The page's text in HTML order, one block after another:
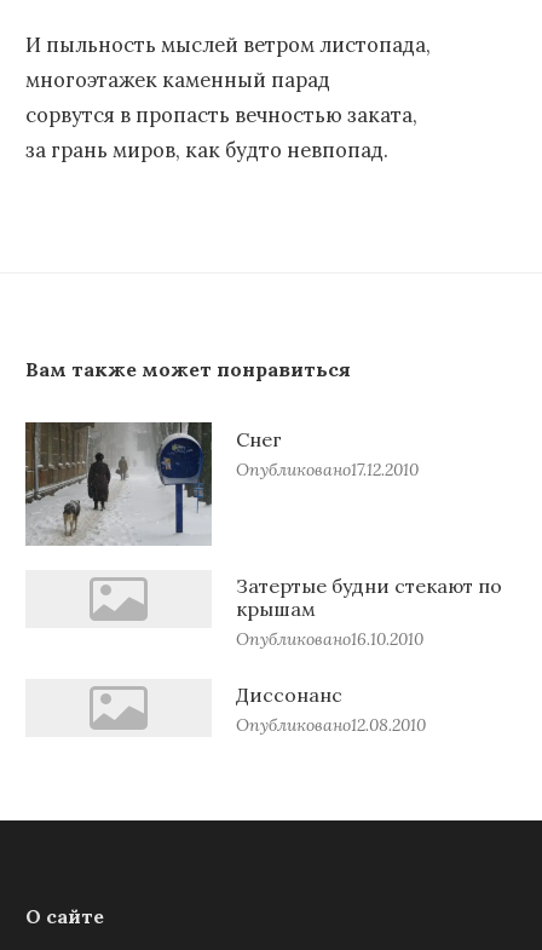
И пыльность мыслей ветром листопада,
многоэтажек каменный парад
сорвутся в пропасть вечностью заката,
за грань миров, как будто невпопад.
Вам также может понравиться
Снег
Опубликовано17.12.2010
Затертые будни стекают по
крышам
Опубликовано16.10.2010
Диссонанс
Опубликовано12.08.2010
О сайте